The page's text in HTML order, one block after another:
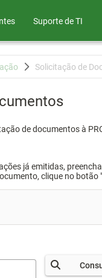
Suporte de TI
Solicitação de
de documentos à
já emitidas,
clique no botão